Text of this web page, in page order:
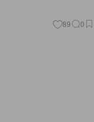
89 0